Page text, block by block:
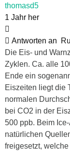
thomasd5
1 Jahr her
Antworten an
Die Eis- und
Zyklen. Ca. alle
Ende ein
Eiszeiten liegt die
normalen
bei CO2 in der
500 ppb. Beim
natürlichen
freigesetzt,